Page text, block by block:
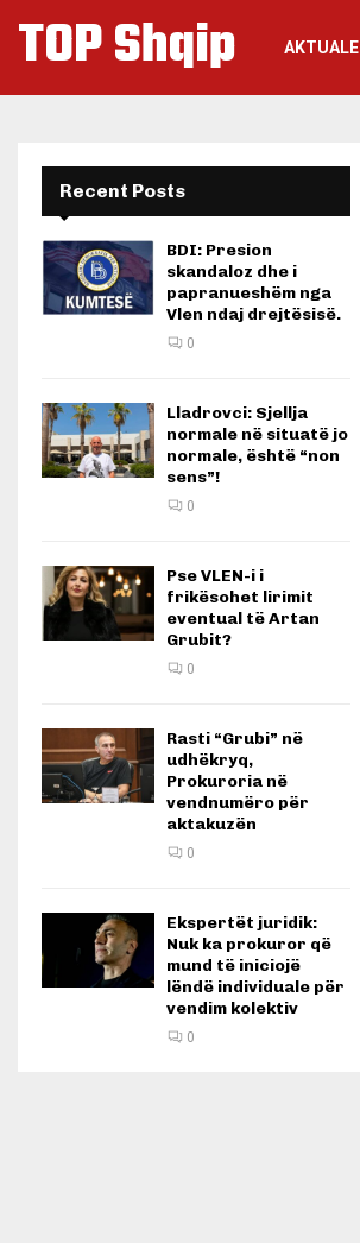
TOP Shqip AKTUALE
Recent Posts
BDI: Presion
skandaloz dhe i
papranueshëm nga
Vlen ndaj drejtësisë.
0
Lladrovci: Sjellja
normale në situatë jo
normale, është “non
sens”!
0
Pse VLEN-i i
frikësohet lirimit
eventual të Artan
Grubit?
0
Rasti “Grubi” në
udhëkryq,
Prokuroria në
vendnumëro për
aktakuzën
0
Ekspertët juridik:
Nuk ka prokuror që
mund të iniciojë
lëndë individuale për
vendim kolektiv
0